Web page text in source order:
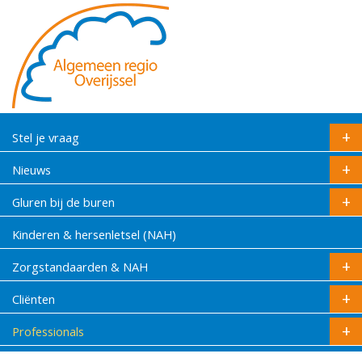
Stel je vraag
Nieuws
Gluren bij de buren
Kinderen & hersenletsel (NAH)
Zorgstandaarden & NAH
Cliënten
Professionals